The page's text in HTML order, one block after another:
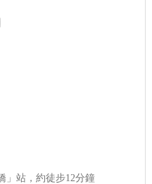
」站，約徒步12分鐘